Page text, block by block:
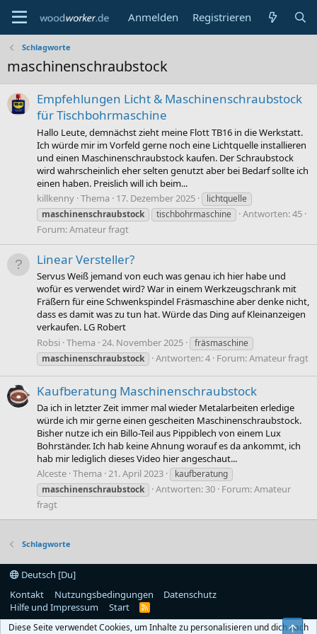
Anmelden Registrieren
Schlagworte
maschinenschraubstock
Empfehlungen Licht & Maschinenschraubstock
für Tischbohrmaschine
Hallo Leute, demnächst zieht meine Flott TB16 in die Werkstatt.
Ich würde mir im Vorfeld gerne noch eine Lichtquelle installieren
und einen Maschinenschraubstock kaufen. Der Schraubstock
wird wahrscheinlich eher selten genutzt aber bei Bedarf sollte ich
einen haben. Preislich will ich beim...
killkenny Thema 17. Dezember 2025
lichtquelle
maschinenschraubstock
tischbohrmaschine
Antworten: 45
Forum:Amateur fragt
Linear Versteller?
Servus Weiß jemand von euch was genau ich hier habe und
wofür es verwendet wird? War in einem Werkzeugschrank mit
Fräßern für eine Schwenkspindel Fräsmaschine aber denke nicht,
dass es damit was zu tun hat. Würde das Ding auf Kleinanzeigen
verkaufen. LG Robert
Robsi Thema 24. November 2025
fräsmaschine
maschinenschraubstock
Antworten: 4 Forum:Amateur fragt
Kaufberatung Maschinenschraubstock
Da ich in letzter Zeit immer mal wieder Metalarbeiten erledige
würde ich mir gerne einen gescheiten Maschinenschraubstock.
Bisher nutze ich ein Billo-Teil aus Pippiblech von einem Lux
Bohrständer. Ich hab keine Ahnung worauf es da ankommt, ich
hab mir lediglich dieses Video hier angeschaut...
Alceste Thema 21. April 2023
kaufberatung
maschinenschraubstock
Antworten: 30 Forum:Amateur
fragt
Schlagworte
Deutsch [Du]
Kontakt
Nutzungsbedingungen
Datenschutz
Hilfe und Impressum
Start
R
S
Diese Seite verwendet Cookies, um Inhalte zu personalisieren und dich nach